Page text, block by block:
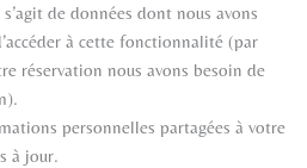
de données dont nous avons
à cette fonctionnalité (par
réservation nous avons besoin de
personnelles partagées à votre
à jour.